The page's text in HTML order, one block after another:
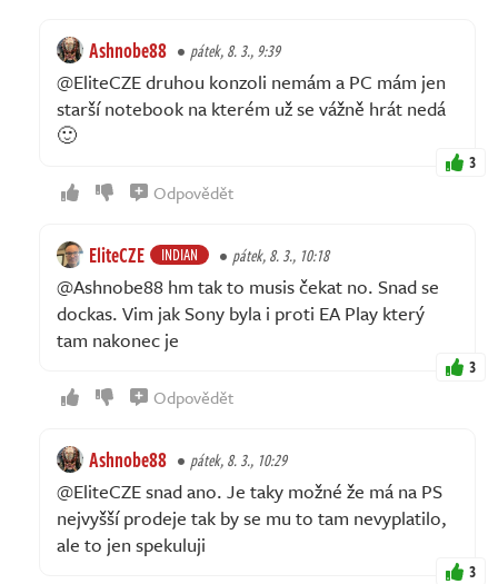
Ashnobe88 pátek, 8. 3., 9:39
@EliteCZE druhou konzoli nemám a PC mám jen
starší notebook na kterém už se vážně hrát nedá
🙂
3
Odpovědět
EliteCZE INDIAN pátek, 8. 3., 10:18
@Ashnobe88 hm tak to musis čekat no. Snad se
dockas. Vim jak Sony byla i proti EA Play který
tam nakonec je
3
Odpovědět
Ashnobe88 pátek, 8. 3., 10:29
@EliteCZE snad ano. Je taky možné že má na PS
nejvyšší prodeje tak by se mu to tam nevyplatilo,
ale to jen spekuluji
3